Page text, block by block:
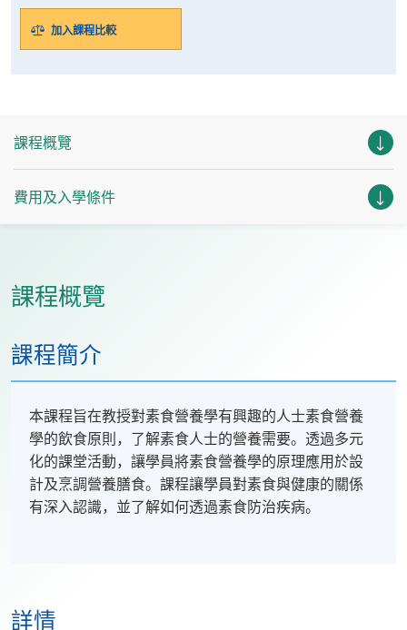
加入課程比較
課程概覽
費用及入學條件
課程概覽
課程簡介
本課程旨在教授對素食營養學有興趣的人士素食營養
學的飲食原則，了解素食人士的營養需要。透過多元
化的課堂活動，讓學員將素食營養學的原理應用於設
計及烹調營養膳食。課程讓學員對素食與健康的關係
有深入認識，並了解如何透過素食防治疾病。
詳情